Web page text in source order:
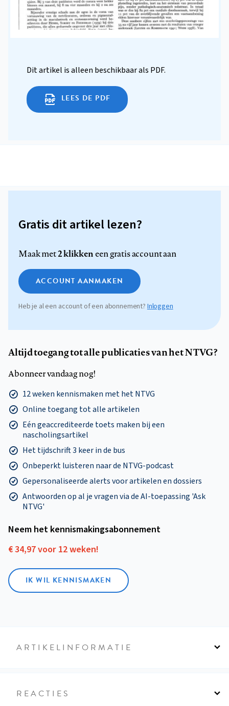
Dit artikel is alleen beschikbaar als PDF.
LEES DE PDF
Gratis dit artikel lezen?
Maak met2 klikkeneen gratis account aan
ACCOUNT AANMAKEN
Heb je al een account of een abonnement? Inloggen
Altijd toegang tot alle publicaties van het NTVG?
Abonneer vandaag nog!
12 weken kennismaken met het NTVG
Online toegang tot alle artikelen
Eén geaccrediteerde toets maken bij een
nascholingsartikel
Het tijdschrift 3 keer in de bus
Onbeperkt luisteren naar de NTVG-podcast
Gepersonaliseerde alerts voor artikelen en dossiers
Antwoorden op al je vragen via de AI-toepassing 'Ask
NTVG'
Neem het kennismakings­abonnement
€ 34,97 voor 12 weken!
IK WIL KENNISMAKEN
ARTIKELINFORMATIE
REACTIES